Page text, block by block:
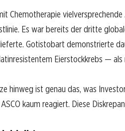
Chemotherapie
Es war bereits der dritte
Gotistobart demonstrierte
Eierstockkrebs —
hinweg ist genau das, was
kaum reagiert. Diese